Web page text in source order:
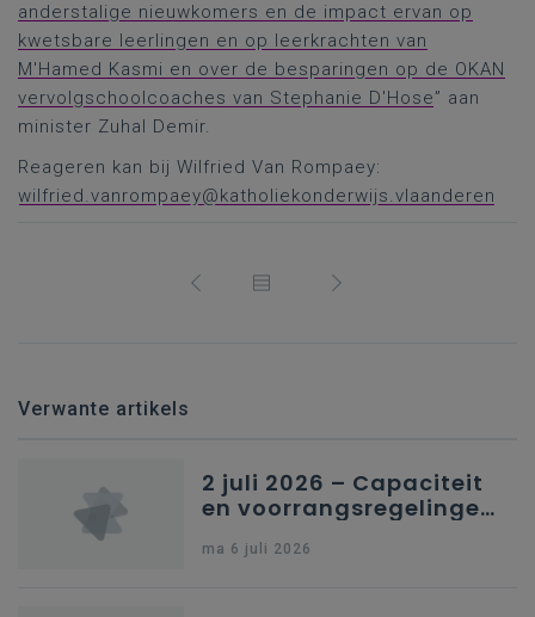
anderstalige nieuwkomers en de impact ervan op
kwetsbare leerlingen en op leerkrachten van
M'Hamed Kasmi en over de besparingen op de OKAN
vervolgschoolcoaches van Stephanie D'Hose” aan
minister Zuhal Demir.
Reageren kan bij Wilfried Van Rompaey:
wilfried.vanrompaey@katholiekonderwijs.vlaanderen
Verwante artikels
2 juli 2026 – Capaciteit
en voorrangsregelingen
secundair onderwijs in
ma 6 juli 2026